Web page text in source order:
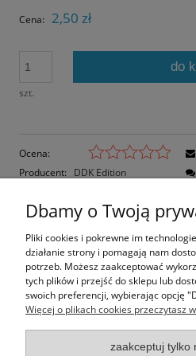
Cena: 2,50 zł
szt.
do
Ocena:
Producent:
DDK Edition
Opis
Opinie o produkcie (0)
Rozmiar pocztówki: 14,4x10,4 cm
Dbamy o Twoją
Pliki cookies i pokrewne im
działanie strony i pomagają nam
potrzeb. Możesz zaakceptować
tych plików i przejść do sklepu lub
swoich preferencji, wybierając opcję
Więcej o plikach cookies przeczytasz
zaakceptuj tylko